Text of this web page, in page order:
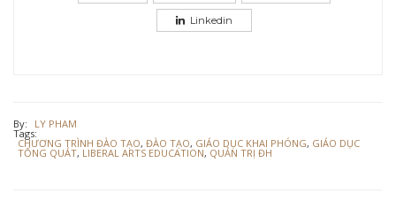
Linkedin
By: LY PHAM
Tags:
CHƯƠNG TRÌNH ĐÀO TẠO, ĐÀO TẠO, GIÁO DỤC KHAI PHÓNG, GIÁO DỤC
TỔNG QUÁT, LIBERAL ARTS EDUCATION, QUẢN TRỊ ĐH